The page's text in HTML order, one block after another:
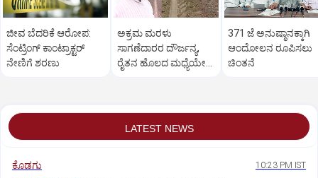
ಜೀವ ಬೆದರಿಕೆ ಆರೋಪ:
ಸೆಂಟ್ರಿಂಗ್ ಕಾಂಟ್ರಾಕ್ಟರ್
ನೇಣಿಗೆ ಶರಣು
ಅಕ್ರಮ ಮರಳು
ಸಾಗಣೆದಾರರ ದೌರ್ಜನ್ಯ,
ರೈತನ ಹೊಲದ ಮಧ್ಯೆಯೇ
371 ಜೆ ಅನುಷ್ಠಾನಕ್ಕಾಗಿ
ಆಂದೋಲನ ರೂಪಿಸಲು
ಚಿಂತನೆ
LATEST NEWS
ಕೊಡಗು 10:23 PM IST